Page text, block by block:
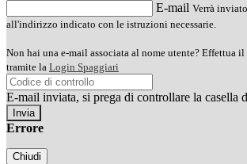
E-mail Verrà
all'indirizzo indicato con le istruzioni necessarie.
Non hai una e-mail associata al nome utente? Effettua il
tramite la Login Spaggiari
E-mail inviata, si prega di controllare la casella
Errore
Chiudi